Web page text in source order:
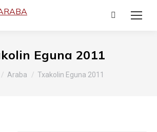
Buscar:
Eguna 2011
aquí:
Araba Txakolin Eguna 2011